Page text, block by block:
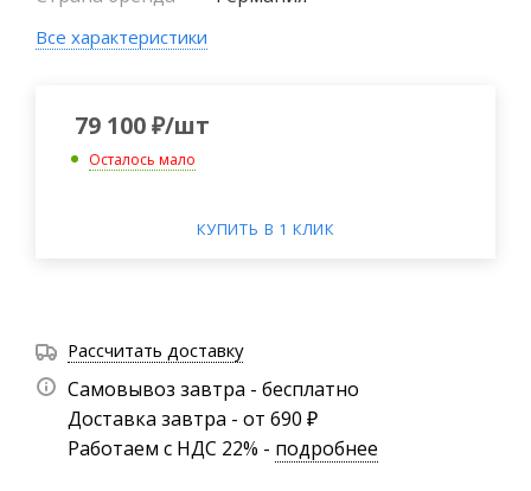
Все характеристики
79 100₽/шт
Осталось мало
КУПИТЬ В 1 КЛИК
Рассчитать доставку
Самовывоз завтра - бесплатно
Доставка завтра - от 690 ₽
Работаем с НДС 22% - подробнее